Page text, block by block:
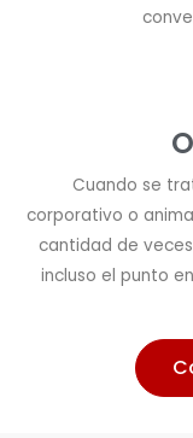
Cuando se
corporativo o
cantidad de
incluso el punto